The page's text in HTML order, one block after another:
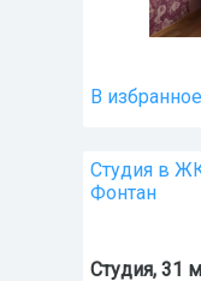
В избранное
Студия в
Фонтан
Студия, 31